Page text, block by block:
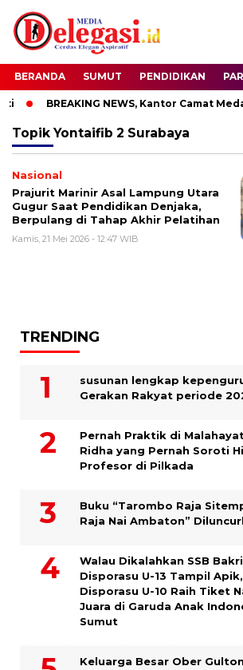
BERANDA SUMUT PENDIDIKAN
BREAKING NEWS, Kantor Camat
Topik Yontaifib 2 Surabaya
Nasional
Prajurit Marinir Asal Lampung Utara
Gugur Saat Pendidikan Denjaka,
Berpulang di Tahap Akhir Pelatihan
Kamis, 21 Mei 2026 - 12:47 WIB
TRENDING
susunan lengkap
Gerakan Rakyat periode
Pernah Praktik di
Ridha yang Pernah Soroti
Profesor di Pilkada
Buku “Tarombo Raja
Raja Nai Ambaton”
Walau Dikalahkan SSB
Disporasu U-13 Tampil Apik,
Disporasu U-10 Raih Tiket
Juara di Garuda Anak
Sumut
Keluarga Besar Ober